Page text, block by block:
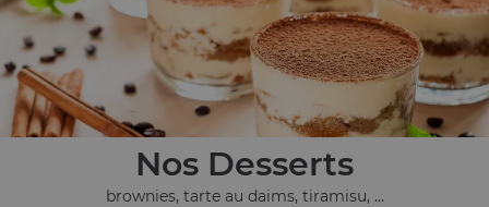
Nos Desserts
brownies, tarte au daims, tiramisu, ...